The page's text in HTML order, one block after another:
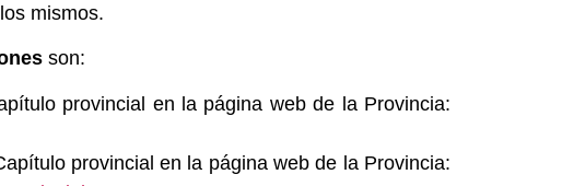
mismos.
son:
provincial en la página web de la Provincia:
provincial en la página web de la Provincia: